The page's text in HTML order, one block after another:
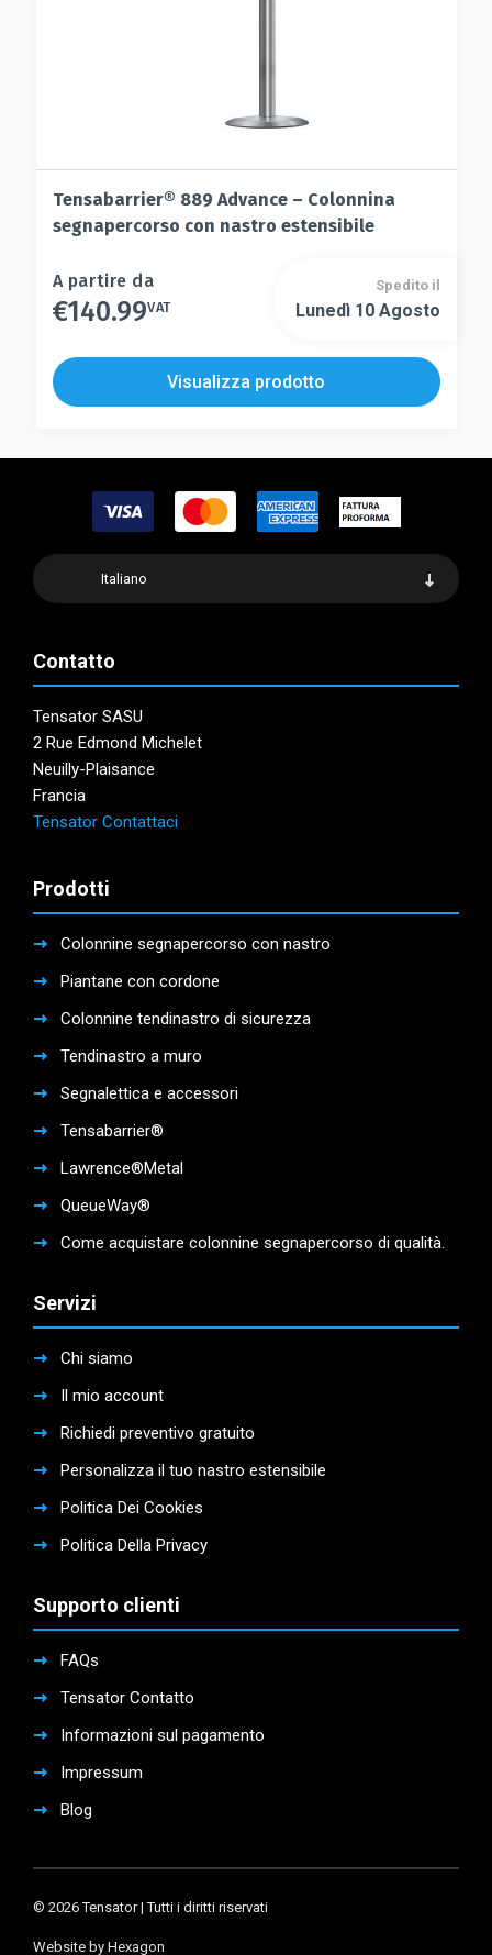
Tensabarrier® 889 Advance – Colonnina
segnapercorso con nastro estensibile
Questo
prodotto
più
varianti.
Le
possono
essere
A partire da
€140.99VAT
Questo
più
possono
nella
pagina
prodotto
Spedito il
Lunedì 10 Agosto
Visualizza prodotto
Italiano
Contatto
Tensator SASU
2 Rue Edmond Michelet
Neuilly-Plaisance
Francia
Tensator Contattaci
Prodotti
Colonnine segnapercorso con nastro
Piantane con cordone
Colonnine tendinastro di sicurezza
Tendinastro a muro
Segnalettica e accessori
Tensabarrier®
Lawrence®Metal
QueueWay®
Come acquistare colonnine segnapercorso di qualità.
Servizi
Chi siamo
Il mio account
Richiedi preventivo gratuito
Personalizza il tuo nastro estensibile
Politica Dei Cookies
Politica Della Privacy
Supporto clienti
FAQs
Tensator Contatto
Informazioni sul pagamento
Impressum
Blog
© 2026 Tensator | Tutti i diritti riservati
Website by Hexagon